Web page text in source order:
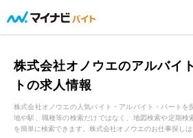
株式会社オノウエのアルバイ
トの求人情報
株式会社オノウエの人気バイト・アルバイト・パートを
地や駅、職種等の検索だけではなく、地図検索や定期検
を簡単に検索できます。株式会社オノウエのお仕事探し